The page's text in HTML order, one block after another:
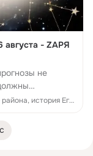
августа - ZАРЯ
не
ГороскопZАРЯ ЕГОРЛЫКСКАЯ - Новости Егорлыкского района, история Егорлыкского района, памятники, люди, достижения, события Егорлыкского района